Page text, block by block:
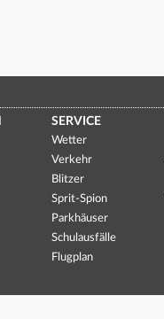
SERVICE
Wetter
Verkehr
Blitzer
Sprit-Spion
Parkhäuser
Schulausfälle
Flugplan